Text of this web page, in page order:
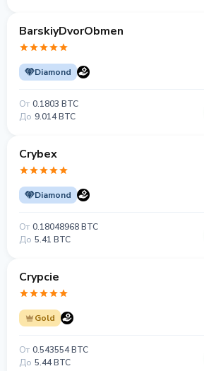
BarskiyDvorObmen
Diamond
От 0.1803 BTC
До 9.014 BTC
Crybex
Diamond
От 0.18048968 BTC
До 5.41 BTC
Crypcie
Gold
От 0.543554 BTC
До 5.44 BTC